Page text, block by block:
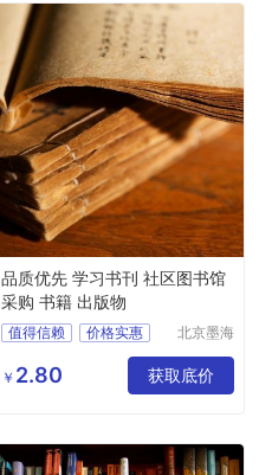
品质优先 学习书刊 社区图书馆
采购 书籍 出版物
值得信赖
价格实惠
北京墨海
有限公司
￥ 2.80 获取底价